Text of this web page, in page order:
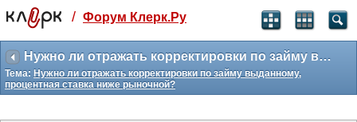
Святые угодники, Клерк без рекламы
прекрасен:)
месяц
99 ₽
/ Форум Клерк.Ру
Нужно ли отражать корректировки по займу выданному, процентная ставка ниже рыночной?
Тема: Нужно ли отражать корректировки по займу выданному,
процентная ставка ниже рыночной?